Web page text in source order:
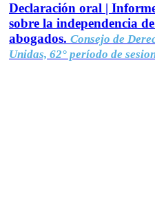
Declaración oral |
sobre la independencia
abogados. Consejo de
Unidas, 62° período de